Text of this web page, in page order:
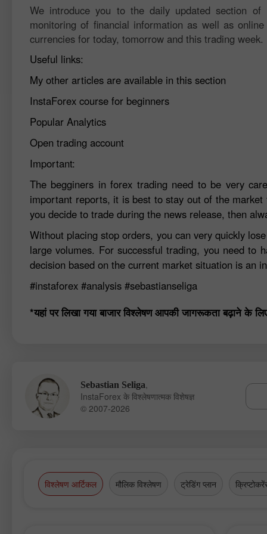
We introduce you to the daily updated section
monitoring of financial information as well as
currencies for today, tomorrow and this trading week.
Useful links:
My other articles are available in this section
InstaForex course for beginners
Popular Analytics
Open trading account
Important:
The begginers in forex trading need to be very
important reports, it is best to stay out of the
you decide to trade during the news release, then
Without placing stop orders, you can very quickly
large volumes. For successful trading, you need to
decision based on the current market situation is an
#instaforex #analysis #sebastianseliga
*यहां पर लिखा गया बाजार विश्लेषण आपकी जागरूकता बढ़ाने के
Sebastian Seliga
InstaForex के विश्लेषणात्मक विशेषज्ञ
© 2007-2026
विश्लेषण आर्टिकल मौलिक विश्लेषण ट्रेडिंग प्लान